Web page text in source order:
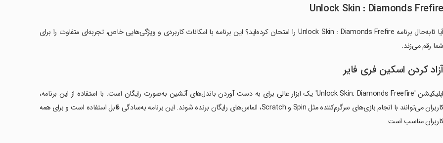
Unlock Skin : Diamonds Frefire
آیا تابه‌حال برنامه Unlock Skin : Diamonds Frefire را امتحان کرده‌اید؟ این برنامه با امکانات کاربردی و ویژگی‌هایی خاص، تجربه‌ای متفاوت را برای
شما رقم می‌زند.
آزاد کردن اسکین فری فایر
اپلیکیشن 'Unlock Skin: Diamonds Freefire' یک ابزار عالی برای به دست آوردن باندل‌های آتشین به‌صورت رایگان است. با استفاده از این برنامه،
کاربران می‌توانند با انجام بازی‌های سرگرم‌کننده مثل Spin و Scratch، الماس‌های رایگان برنده شوند. این برنامه به‌سادگی قابل استفاده است و برای همه
کاربران مناسب است.